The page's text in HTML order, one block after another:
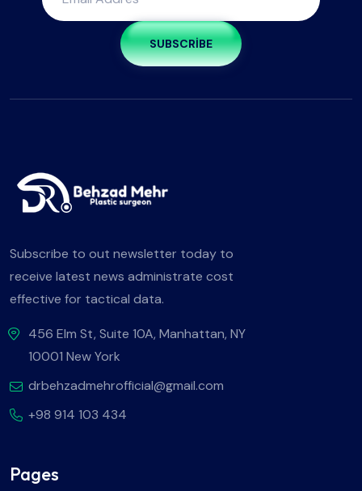
SUBSCRIBE
Subscribe to out newsletter today to
receive latest news administrate cost
effective for tactical data.
456 Elm St, Suite 10A, Manhattan, NY
10001 New York
drbehzadmehrofficial@gmail.com
+98 914 103 434
Pages